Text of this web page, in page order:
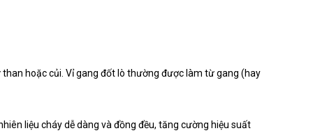
hoặc củi. Vỉ gang đốt lò thường được làm từ gang (hay
liệu cháy dễ dàng và đồng đều, tăng cường hiệu suất